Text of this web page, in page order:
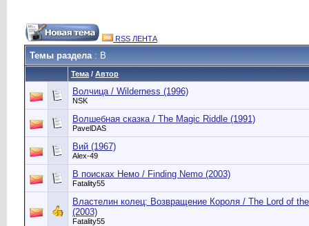
RSS ЛЕНТА
Темы раздела: В
Тема / Автор
Волчица / Wilderness (1996)
NSK
Волшебная сказка / The Magic Riddle (1991)
PavelDAS
Вий (1967)
Alex-49
В поисках Немо / Finding Nemo (2003)
Fatality55
Властелин колец: Возвращение Короля / The Lord of
(2003)
Fatality55